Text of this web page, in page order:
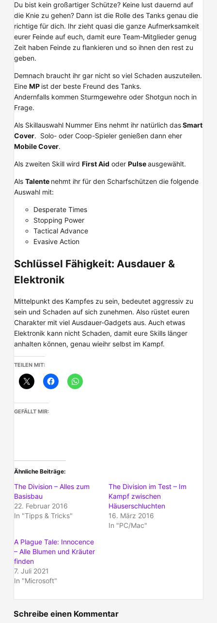
Du bist kein großartiger Schütze? Keine lust dauernd auf
die Knie zu gehen? Dann ist die Rolle des Tanks genau die
richtige für dich. Ihr zieht quasi die ganze Aufmerksamkeit
eurer Feinde auf euch, damit eure Team-Mitglieder genug
Zeit haben Feinde zu flankieren und so ihnen den rest zu
geben.
Demnach braucht ihr gar nicht so viel Schaden auszuteilen.
Eine MP ist der beste Freund des Tanks.
Andernfalls kommen Sturmgewehre oder Shotgun noch in
Frage.
Als Skillauswahl Nummer Eins nehmt ihr natürlich dasSmart
Cover. Solo- oder Coop-Spieler genießen dann eher
Mobile Cover.
Als zweiten Skill wird First Aid oder Pulseausgewählt.
Als Talente nehmt ihr für den Scharfschützen die folgende
Auswahl mit:
Desperate Times
Stopping Power
Tactical Advance
Evasive Action
Schlüssel Fähigkeit: Ausdauer &
Elektronik
Mittelpunkt des Kampfes zu sein, bedeutet aggressiv zu
sein und Schaden auf sich zunehmen. Also rüstet euren
Charakter mit viel Ausdauer-Gadgets aus. Auch etwas
Elektronik kann nicht Schaden, damit eure Skills länger
anhalten können, genau wieihr selbst im Kampf.
TEILEN MIT:
GEFÄLLT MIR:
Ähnliche Beiträge
The Division – Alles zum
Basisbau
22. Februar 2016
In "Tipps & Tricks"
The Division im Test – Im
Kampf zwischen
Häuserschluchten
16. März 2016
In "PC/Mac"
A Plague Tale: Innocence
– Alle Blumen und Kräuter
finden
7. Juli 2021
In "Microsoft"
Schreibe einen Kommentar